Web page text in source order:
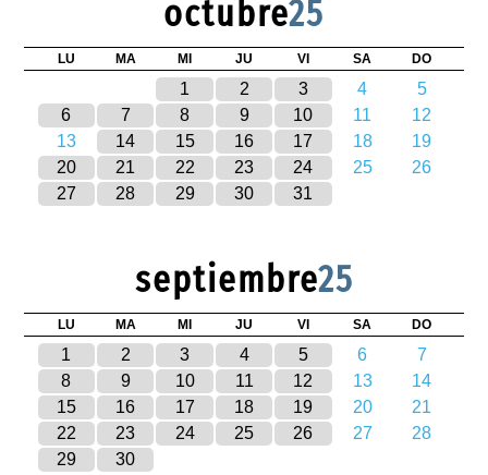
octubre25
LU MA MI JU VI SA DO
1 2 3 4
5
6
7 8 9 10 11
12
13
14 15 16 17 18
19
20
21 22 23 24 25
26
27
28 29 30 31
septiembre25
LU MA MI JU VI SA DO
1 2 3 4 5 6
7
8
9 10 11 12 13
14
15
16 17 18 19 20
21
22
23 24 25 26 27
28
29
30